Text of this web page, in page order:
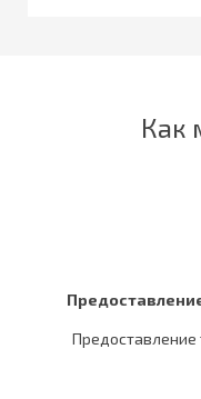
Как
Предоставление